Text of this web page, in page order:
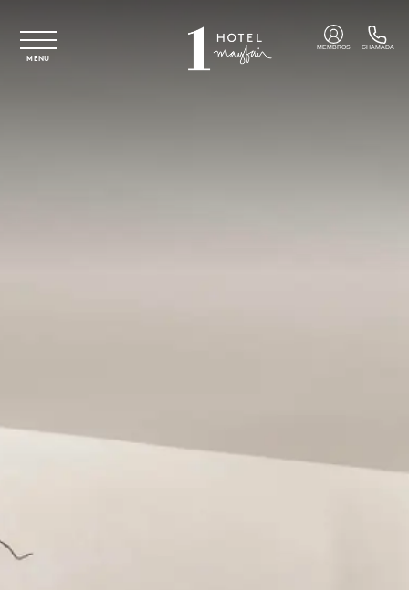
MENU
MEMBROS CHAMADA